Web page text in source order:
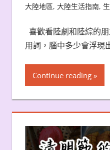
大陸地區, 大陸生活指南,
喜歡看陸劇和陸綜的
用詞，腦中多少會浮現
Continue reading